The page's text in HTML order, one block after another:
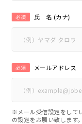
氏 名 (カナ)
必須
メールアドレス
必須
※メール受信設定をして
の設定をお願い致します。